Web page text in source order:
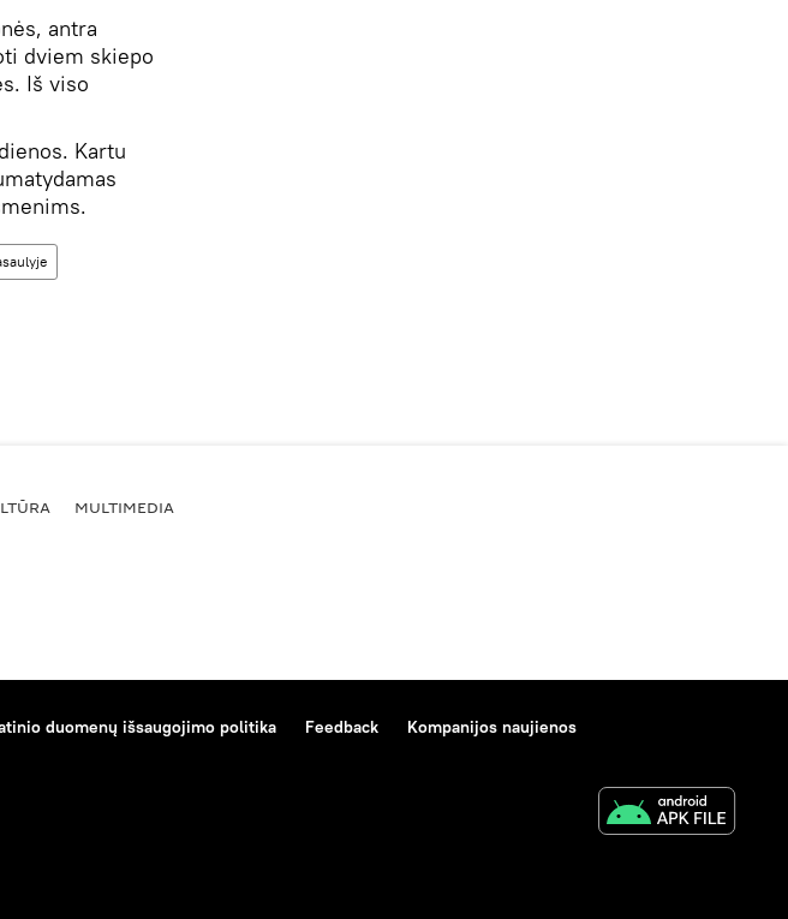
antra
dviem skiepo
Iš viso
Kartu
MULTIMEDIA
duomenų išsaugojimo politika Feedback Kompanijos naujienos